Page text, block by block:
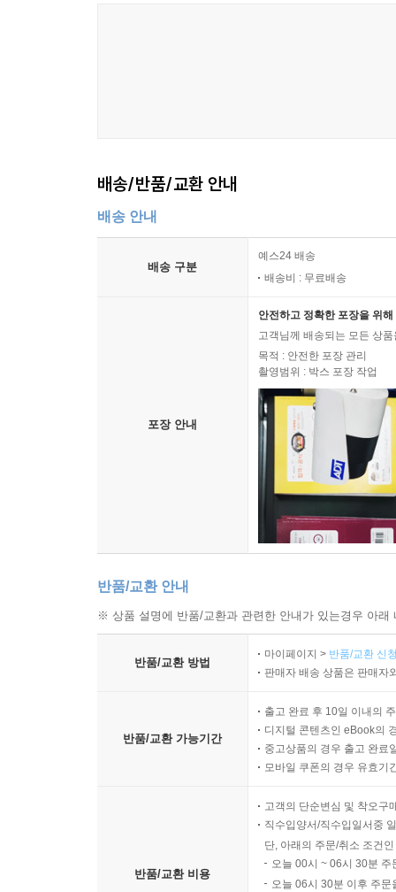
배송/반품/교환 안내
배송 안내
배송 구분
예스24 배송
배송비 : 무료배송
포장 안내
안전하고 정확한 포장을 위
고객님께 배송되는 모든 상
목적 : 안전한 포장 관리
촬영범위 : 박스 포장 작업
반품/교환 안내
※ 상품 설명에 반품/교환과 관련한 안내가 있는경우 아
반품/교환 방법
마이페이지 > 반품/교환 신
판매자 배송 상품은 판매자
반품/교환 가능기간
출고 완료 후 10일 이내의
디지털 콘텐츠인 eBook의
중고상품의 경우 출고 완료
모바일 쿠폰의 경우 유효기
반품/교환 비용
고객의 단순변심 및 착오구
직수입양서/직수입일서중
단, 아래의 주문/취소 조건
오늘 00시 ~ 06시 30분
오늘 06시 30분 이후 주